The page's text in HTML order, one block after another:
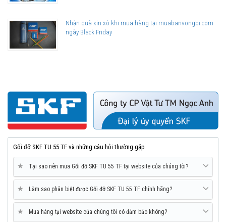
Nhận quà xịn xò khi mua hàng tại muabanvongbi.com
ngày Black Friday
Gối đỡ SKF TU 55 TF và những câu hỏi thường gặp
★ Tại sao nên mua Gối đỡ SKF TU 55 TF tại website của chúng tôi?
★ Làm sao phân biệt được Gối đỡ SKF TU 55 TF chính hãng?
★ Mua hàng tại website của chúng tôi có đảm bảo không?